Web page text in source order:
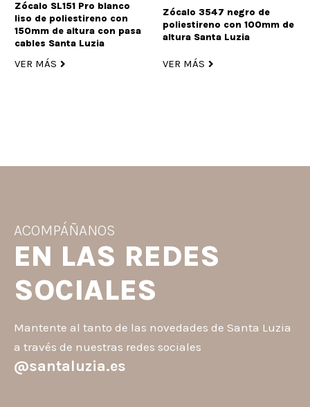
Zócalo SL151 Pro blanco
liso de poliestireno con
150mm de altura con pasa
cables Santa Luzia
VER MÁS
Zócalo 3547 negro de
poliestireno con 100mm de
altura Santa Luzia
VER MÁS
ACOMPÁÑANOS
EN LAS REDES
SOCIALES
Mantente al tanto de las novedades de Santa Luzia
a través de nuestras redes sociales
@santaluzia.es